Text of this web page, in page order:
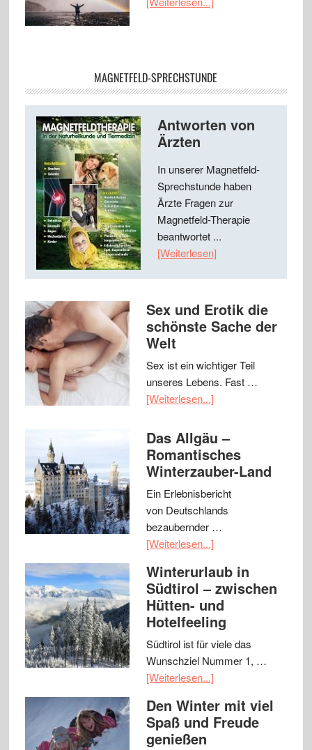
MAGNETFELD-SPRECHSTUNDE
Antworten von
Ärzten
In unserer Magnetfeld-
Sprechstunde haben
Ärzte Fragen zur
Magnetfeld-Therapie
beantwortet ...
[Weiterlesen]
Sex und Erotik die
schönste Sache der
Welt
Sex ist ein wichtiger Teil
unseres Lebens. Fast …
[Weiterlesen...]
Das Allgäu –
Romantisches
Winterzauber-Land
Ein Erlebnisbericht
von Deutschlands
bezaubernder …
[Weiterlesen...]
Winterurlaub in
Südtirol – zwischen
Hütten- und
Hotelfeeling
Südtirol ist für viele das
Wunschziel Nummer 1, …
[Weiterlesen...]
Den Winter mit viel
Spaß und Freude
genießen